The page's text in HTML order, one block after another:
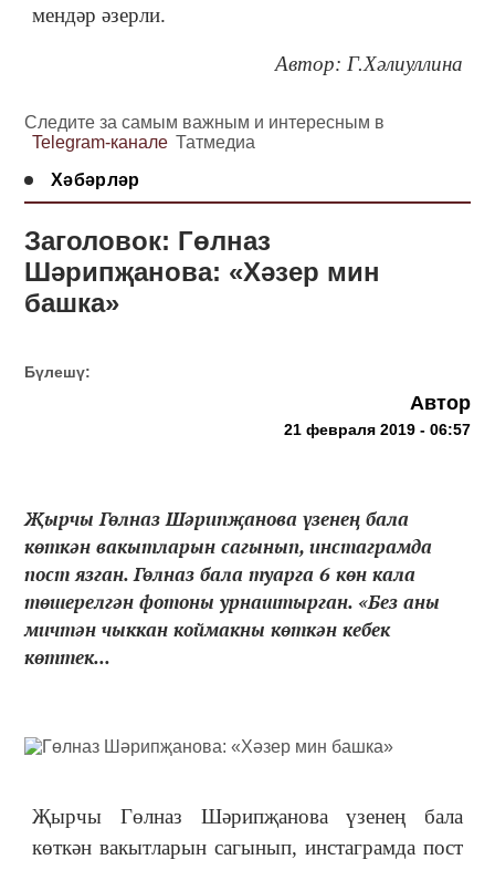
мендәр әзерли.
Автор: Г.Хәлиуллина
Следите за самым важным и интересным в
Telegram-канале Татмедиа
Хәбәрләр
Заголовок: Гөлназ
Шәрипҗанова: «Хәзер мин
башка»
Бүлешү:
Автор
21 февраля 2019 - 06:57
Җырчы Гөлназ Шәрипҗанова үзенең бала
көткән вакытларын сагынып, инстаграмда
пост язган. Гөлназ бала туарга 6 көн кала
төшерелгән фотоны урнаштырган. «Без аны
мичтән чыккан коймакны көткән кебек
көттек...
Җырчы Гөлназ Шәрипҗанова үзенең бала
көткән вакытларын сагынып, инстаграмда пост